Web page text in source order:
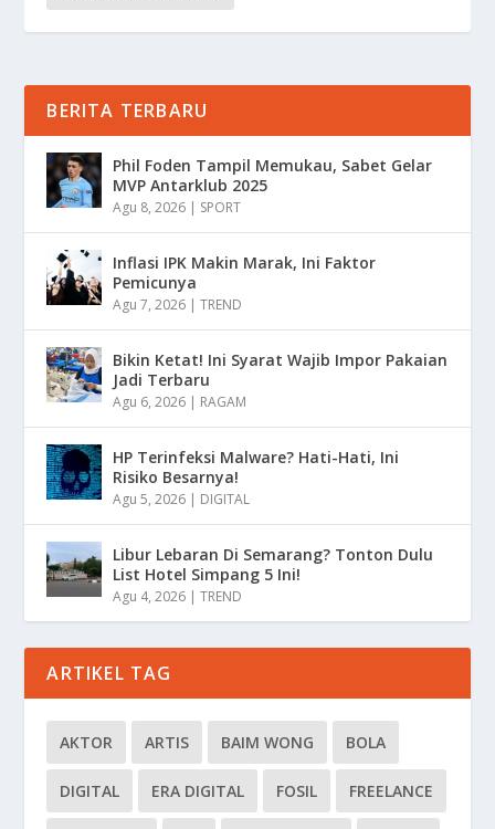
BERITA TERBARU
Phil Foden Tampil Memukau, Sabet Gelar
MVP Antarklub 2025
Agu 8, 2026 | SPORT
Inflasi IPK Makin Marak, Ini Faktor
Pemicunya
Agu 7, 2026 |TREND
Bikin Ketat! Ini Syarat Wajib Impor Pakaian
Jadi Terbaru
Agu 6, 2026 | RAGAM
HP Terinfeksi Malware? Hati-Hati, Ini
Risiko Besarnya!
Agu 5, 2026 | DIGITAL
Libur Lebaran Di Semarang? Tonton Dulu
List Hotel Simpang 5 Ini!
Agu 4, 2026 |TREND
ARTIKEL TAG
AKTOR ARTIS BAIM WONG BOLA
DIGITAL ERA DIGITAL FOSIL FREELANCE